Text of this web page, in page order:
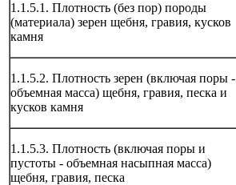
1.1.5.1. Плотность (без пор) породы
(материала) зерен щебня, гравия, кусков
камня
1.1.5.2. Плотность зерен (включая поры -
объемная масса) щебня, гравия, песка и
кусков камня
1.1.5.3. Плотность (включая поры и
пустоты - объемная насыпная масса)
щебня, гравия, песка